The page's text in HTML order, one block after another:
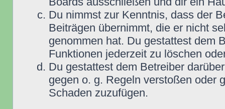
Du nimmst zur Kenntnis, dass der
Beiträgen übernimmt, die er nicht
genommen hat. Du gestattest dem
Funktionen jederzeit zu löschen
Du gestattest dem Betreiber
gegen o. g. Regeln verstoßen oder
Schaden zuzufügen.